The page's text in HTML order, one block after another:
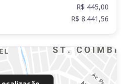
R$ 445,00
R$ 8.441,56